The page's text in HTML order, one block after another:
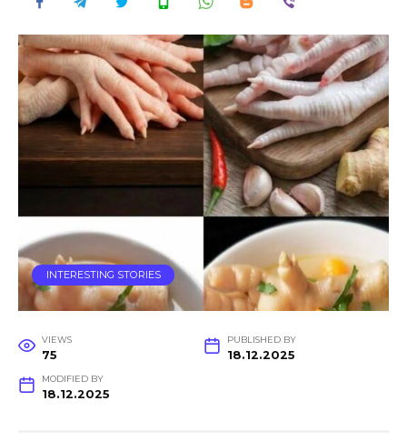
INTERESTING STORIES
VIEWS
75
PUBLISHED BY
18.12.2025
MODIFIED BY
18.12.2025